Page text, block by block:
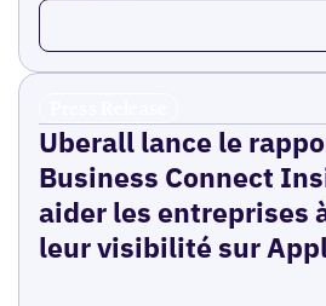
Read more
Uberall lance le
Business Connect
aider les entreprises
leur visibilité sur